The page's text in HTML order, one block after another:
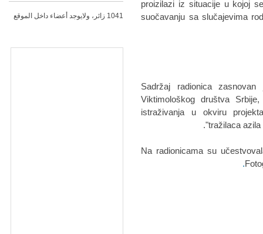
proizilazi iz situacije u kojoj
suočavanju sa slučajevima
Sadržaj radionica
Viktimološkog društva
istraživanja u okviru
tražilaca azila
Na radionicama su
1041 زائر، ولايوجد أعضاء داخل الموقع